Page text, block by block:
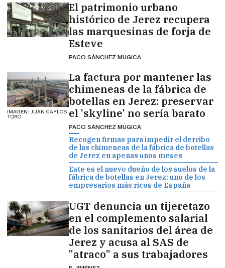
El patrimonio urbano
histórico de Jerez recupera
las marquesinas de forja de
Esteve
PACO SÁNCHEZ MÚGICA
IMAGEN: JUAN CARLOS
TORO
La factura por mantener las
chimeneas de la fábrica de
botellas en Jerez: preservar
el 'skyline' no sería barato
PACO SÁNCHEZ MÚGICA
Recogen firmas para impedir el derribo
de las chimeneas de la fábrica de botellas
de Jerez en apenas unos meses
Este es el nuevo dueño de los suelos de la
fábrica de botellas en Jerez: uno de los
empresarios más ricos de España
UGT denuncia un tijeretazo
en el complemento salarial
de los sanitarios del área de
Jerez y acusa al SAS de
"atraco" a sus trabajadores